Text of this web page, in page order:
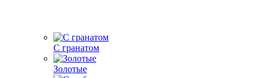
С гранатом
Золотые